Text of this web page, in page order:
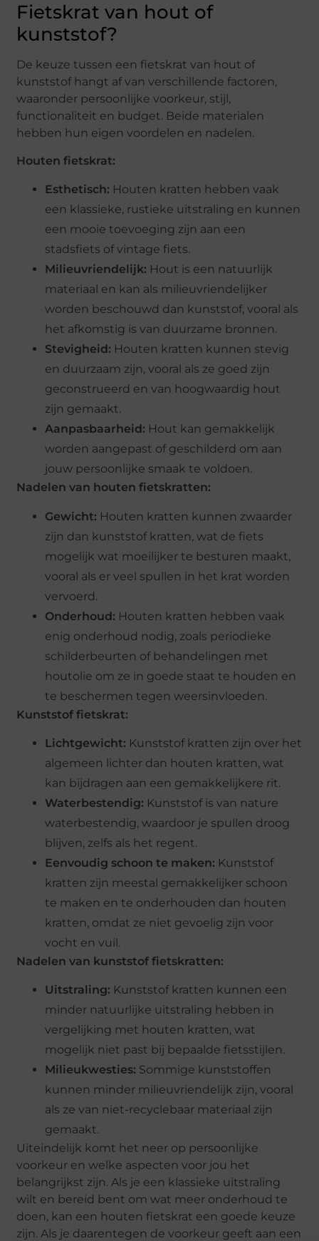
Fietskrat van hout of
kunststof?
De keuze tussen een fietskrat van hout of
kunststof hangt af van verschillende factoren,
waaronder persoonlijke voorkeur, stijl,
functionaliteit en budget. Beide materialen
hebben hun eigen voordelen en nadelen.
Houten fietskrat:
Esthetisch: Houten kratten hebben vaak
een klassieke, rustieke uitstraling en kunnen
een mooie toevoeging zijn aan een
stadsfiets of vintage fiets.
Milieuvriendelijk: Hout is een natuurlijk
materiaal en kan als milieuvriendelijker
worden beschouwd dan kunststof, vooral als
het afkomstig is van duurzame bronnen.
Stevigheid: Houten kratten kunnen stevig
en duurzaam zijn, vooral als ze goed zijn
geconstrueerd en van hoogwaardig hout
zijn gemaakt.
Aanpasbaarheid: Hout kan gemakkelijk
worden aangepast of geschilderd om aan
jouw persoonlijke smaak te voldoen.
Nadelen van houten fietskratten:
Gewicht: Houten kratten kunnen zwaarder
zijn dan kunststof kratten, wat de fiets
mogelijk wat moeilijker te besturen maakt,
vooral als er veel spullen in het krat worden
vervoerd.
Onderhoud: Houten kratten hebben vaak
enig onderhoud nodig, zoals periodieke
schilderbeurten of behandelingen met
houtolie om ze in goede staat te houden en
te beschermen tegen weersinvloeden.
Kunststof fietskrat:
Lichtgewicht: Kunststof kratten zijn over het
algemeen lichter dan houten kratten, wat
kan bijdragen aan een gemakkelijkere rit.
Waterbestendig: Kunststof is van nature
waterbestendig, waardoor je spullen droog
blijven, zelfs als het regent.
Eenvoudig schoon te maken: Kunststof
kratten zijn meestal gemakkelijker schoon
te maken en te onderhouden dan houten
kratten, omdat ze niet gevoelig zijn voor
vocht en vuil.
Nadelen van kunststof fietskratten:
Uitstraling: Kunststof kratten kunnen een
minder natuurlijke uitstraling hebben in
vergelijking met houten kratten, wat
mogelijk niet past bij bepaalde fietsstijlen.
Milieukwesties: Sommige kunststoffen
kunnen minder milieuvriendelijk zijn, vooral
als ze van niet-recyclebaar materiaal zijn
gemaakt.
Uiteindelijk komt het neer op persoonlijke
voorkeur en welke aspecten voor jou het
belangrijkst zijn. Als je een klassieke uitstraling
wilt en bereid bent om wat meer onderhoud te
doen, kan een houten fietskrat een goede keuze
zijn. Als je daarentegen de voorkeur geeft aan een